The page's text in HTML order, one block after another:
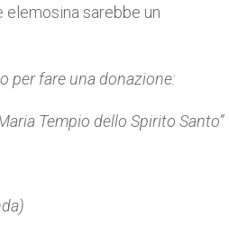
elemosina sarebbe un
per fare una donazione:
Tempio dello Spirito Santo”